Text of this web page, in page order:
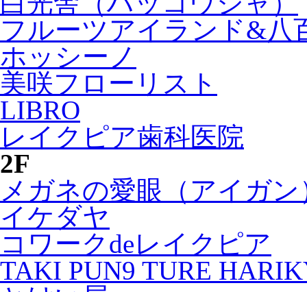
フルーツアイランド&八
ホッシーノ
美咲フローリスト
LIBRO
レイクピア歯科医院
2F
メガネの愛眼（アイガン
イケダヤ
コワークdeレイクピア
TAKI PUN9 TURE